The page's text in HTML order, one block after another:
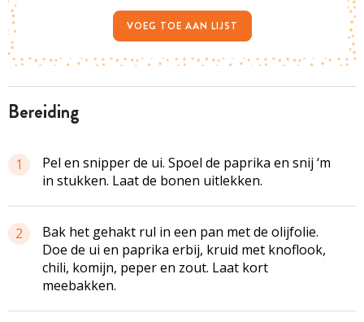
bereiding
1
Pel en snipper de ui. Spoel de paprika en snij ‘m
in stukken. Laat de bonen uitlekken.
2
Bak het gehakt rul in een pan met de olijfolie.
Doe de ui en paprika erbij, kruid met knoflook,
chili, komijn, peper en zout. Laat kort
meebakken.
VOEG TOE AAN LIJST